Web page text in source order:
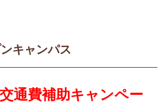
キャンパス
通費補助キャンペー